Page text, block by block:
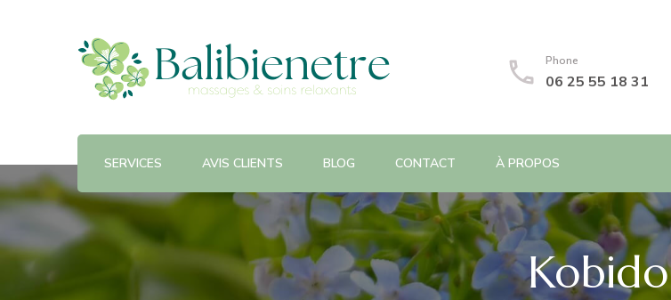
Bali bien-être
Salon de massage Paris 20
Phone
06 25 55 18 31
SERVICES AVIS CLIENTS BLOG CONTACT À PROPOS
Kobido